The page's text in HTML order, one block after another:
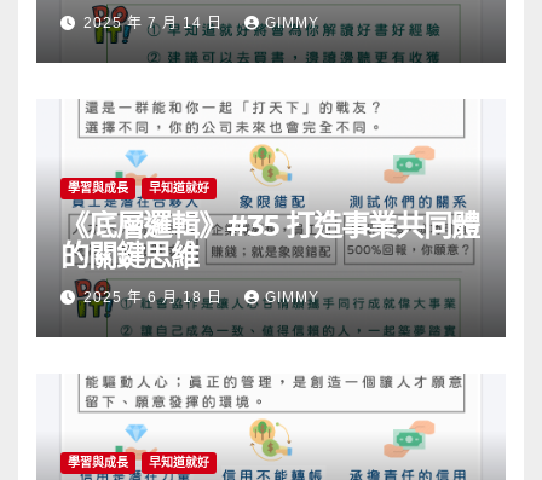
2025 年 7 月 14 日 GIMMY
學習與成長 早知道就好
《底層邏輯》#35 打造事業共同體
的關鍵思維
2025 年 6 月 18 日 GIMMY
學習與成長 早知道就好